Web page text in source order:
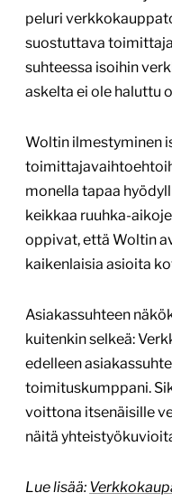
peluri
suostuttava
suhteessa isoihin
askelta ei ole haluttu
Woltin ilmestyminen
monella tapaa
keikkaa ruuhka-
oppivat, että Woltin
kaikenlaisia asioita
Asiakassuhteen
kuitenkin selkeä:
edelleen
toimituskumppani.
voittona itsenäisille
näitä
Lue lisää: